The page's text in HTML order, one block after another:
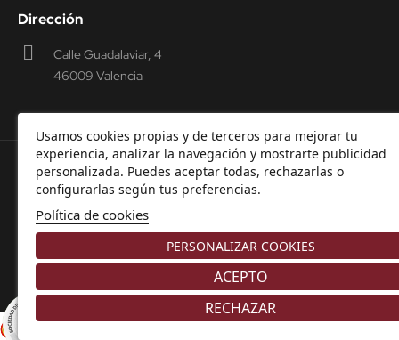
Usamos cookies propias y de terceros para mejorar tu
experiencia, analizar la navegación y mostrarte publicidad
personalizada. Puedes aceptar todas, rechazarlas o
configurarlas según tus preferencias.
Política de cookies
PERSONALIZAR COOKIES
RECHAZAR
ACEPTO
Dirección
Calle Guadalaviar, 4
46009 Valencia
© 2000-2026 Laoficinaonline.SIDEOFFICE, S.L. CIF
B98914336 - Aviso Legal -Política de cookies
Privacidad
Comerciante aprobado por la Sociedad de Opiniones Contrastadas,haga
8.9/10